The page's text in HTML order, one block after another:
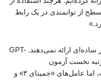
از توانمندی در یک رابط
با این حال، نتایج معیارهای فنی تصویر ساده‌ای ارائه نمی‌دهند. GPT-
رتبه نخست آزمون
«TerminalBench» را در اختیار داشت، اما عامل‌های «جمینای ۳» و